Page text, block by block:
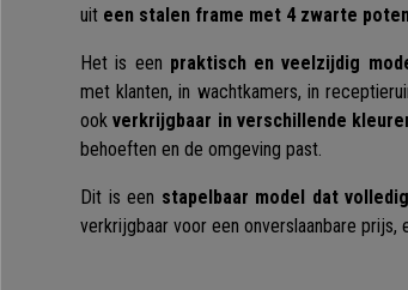
uit een stalen frame met 4 zwarte
Het is een praktisch en veelzijdig
met klanten, in wachtkamers, in
ook verkrijgbaar in verschillende
behoeften en de omgeving past.
Dit is een stapelbaar model dat
verkrijgbaar voor een onverslaanbare prijs,